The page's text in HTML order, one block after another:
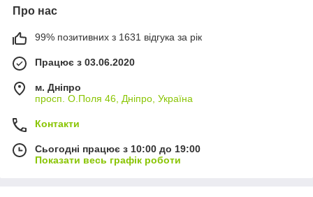
Про нас
99% позитивних з 1631 відгука за рік
Працює з 03.06.2020
м. Дніпро
просп. О.Поля 46, Дніпро, Україна
Контакти
Сьогодні працює з 10:00 до 19:00
Показати весь графік роботи